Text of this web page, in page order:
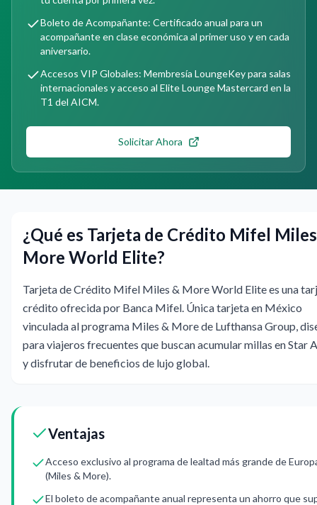
Boleto de Acompañante: Certificado anual para un
acompañante en clase económica al primer uso y en cada
aniversario.
Accesos VIP Globales: Membresía LoungeKey para salas
internacionales y acceso al Elite Lounge Mastercard en la
T1 del AICM.
Solicitar Ahora
¿Qué es Tarjeta de Crédito Mifel
More World Elite?
Tarjeta de Crédito Mifel Miles & More World Elite es una
crédito ofrecida por Banca Mifel. Única tarjeta en México
vinculada al programa Miles & More de Lufthansa Group,
para viajeros frecuentes que buscan acumular millas en Star
y disfrutar de beneficios de lujo global.
Ventajas
Acceso exclusivo al programa de lealtad más grande de
(Miles & More).
El boleto de acompañante anual representa un ahorro que